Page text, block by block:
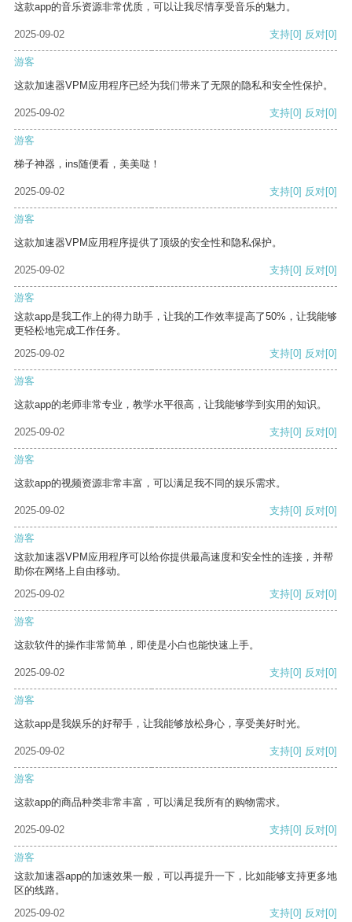
这款app的音乐资源非常优质，可以让我尽情享受音乐的魅力。
2025-09-02 支持[0] 反对[0]
游客
这款加速器VPM应用程序已经为我们带来了无限的隐私和安全性保护。
2025-09-02 支持[0] 反对[0]
游客
梯子神器，ins随便看，美美哒！
2025-09-02 支持[0] 反对[0]
游客
这款加速器VPM应用程序提供了顶级的安全性和隐私保护。
2025-09-02 支持[0] 反对[0]
游客
这款app是我工作上的得力助手，让我的工作效率提高了50%，让我能够
更轻松地完成工作任务。
2025-09-02
支持[0] 反对[0]
游客
这款app的老师非常专业，教学水平很高，让我能够学到实用的知识。
2025-09-02 支持[0] 反对[0]
游客
这款app的视频资源非常丰富，可以满足我不同的娱乐需求。
2025-09-02 支持[0] 反对[0]
游客
这款加速器VPM应用程序可以给你提供最高速度和安全性的连接，并帮
助你在网络上自由移动。
2025-09-02
支持[0] 反对[0]
游客
这款软件的操作非常简单，即使是小白也能快速上手。
2025-09-02 支持[0] 反对[0]
游客
这款app是我娱乐的好帮手，让我能够放松身心，享受美好时光。
2025-09-02 支持[0] 反对[0]
游客
这款app的商品种类非常丰富，可以满足我所有的购物需求。
2025-09-02 支持[0] 反对[0]
游客
这款加速器app的加速效果一般，可以再提升一下，比如能够支持更多地
区的线路。
2025-09-02
支持[0] 反对[0]